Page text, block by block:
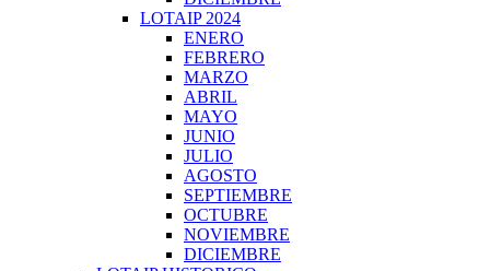
LOTAIP 2024
ENERO
FEBRERO
MARZO
ABRIL
MAYO
JUNIO
JULIO
AGOSTO
SEPTIEMBRE
OCTUBRE
NOVIEMBRE
DICIEMBRE